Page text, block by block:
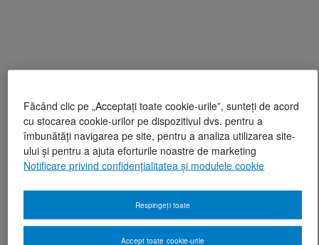
Făcând clic pe „Acceptați toate cookie-urile”, sunteți de acord
cu stocarea cookie-urilor pe dispozitivul dvs. pentru a
îmbunătăți navigarea pe site, pentru a analiza utilizarea site-
ului și pentru a ajuta eforturile noastre de marketing
Notificare privind confidențialitatea și modulele cookie
Respingeți toate
Accept toate cookie-urile